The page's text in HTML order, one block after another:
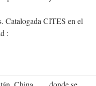
Catalogada CITES en el
: